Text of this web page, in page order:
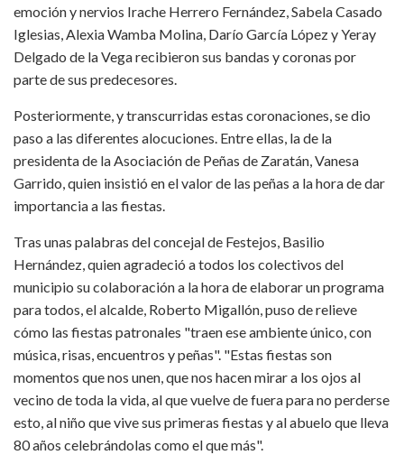
emoción y nervios Irache Herrero Fernández, Sabela Casado
Iglesias, Alexia Wamba Molina, Darío García López y Yeray
Delgado de la Vega recibieron sus bandas y coronas por
parte de sus predecesores.
Posteriormente, y transcurridas estas coronaciones, se dio
paso a las diferentes alocuciones. Entre ellas, la de la
presidenta de la Asociación de Peñas de Zaratán, Vanesa
Garrido, quien insistió en el valor de las peñas a la hora de dar
importancia a las fiestas.
Tras unas palabras del concejal de Festejos, Basilio
Hernández, quien agradeció a todos los colectivos del
municipio su colaboración a la hora de elaborar un programa
para todos, el alcalde, Roberto Migallón, puso de relieve
cómo las fiestas patronales "traen ese ambiente único, con
música, risas, encuentros y peñas". "Estas fiestas son
momentos que nos unen, que nos hacen mirar a los ojos al
vecino de toda la vida, al que vuelve de fuera para no perderse
esto, al niño que vive sus primeras fiestas y al abuelo que lleva
80 años celebrándolas como el que más".